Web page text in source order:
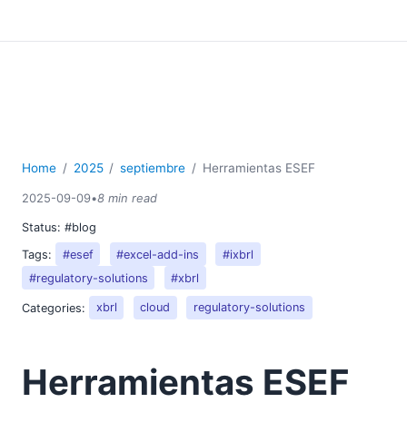
Home 2025 septiembre Herramientas ESEF
2025-09-09•8 min read
Status: #blog
Tags:
#esef #excel-add-ins
#ixbrl
#regulatory-solutions
#xbrl
Categories: xbrl cloud regulatory-solutions
Herramientas ESEF